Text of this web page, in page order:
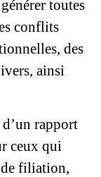
toutes
conflits
des
ainsi
rapport
ceux qui
de filiation,